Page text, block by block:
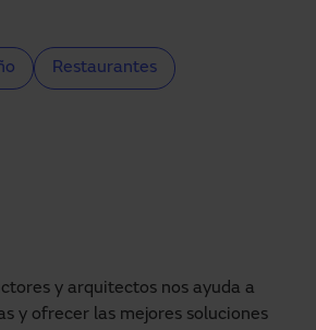
Restaurantes
y arquitectos nos ayuda a
y ofrecer las mejores soluciones